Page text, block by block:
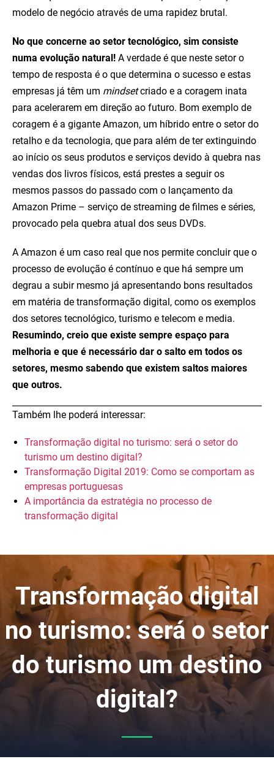
modelo de negócio através de uma rapidez brutal.
No que concerne ao setor tecnológico, sim consiste
numa evolução natural! A verdade é que neste setor o
tempo de resposta é o que determina o sucesso e estas
empresas já têm um mindsetcriado e a coragem inata
para acelerarem em direção ao futuro. Bom exemplo de
coragem é a gigante Amazon, um híbrido entre o setor do
retalho e da tecnologia, que para além de ter extinguindo
ao início os seus produtos e serviços devido à quebra nas
vendas dos livros físicos, está prestes a seguir os
mesmos passos do passado com o lançamento da
Amazon Prime – serviço de streaming de filmes e séries,
provocado pela quebra atual dos seus DVDs.
A Amazon é um caso real que nos permite concluir que o
processo de evolução é contínuo e que há sempre um
degrau a subir mesmo já apresentando bons resultados
em matéria de transformação digital, como os exemplos
dos setores tecnológico, turismo e telecom e media.
Resumindo, creio que existe sempre espaço para
melhoria e que é necessário dar o salto em todos os
setores, mesmo sabendo que existem saltos maiores
que outros.
Também lhe poderá interessar:
Transformação digital no turismo: será o setor do
turismo um destino digital?
Transformação Digital 2019: Como se comportam as
empresas portuguesas
A importância da estratégia no processo de
transformação digital
Transformação digital
no turismo: será o setor
do turismo um destino
digital?